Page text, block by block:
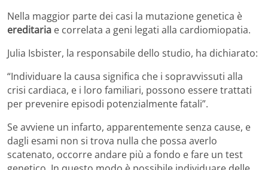
Nella maggior parte dei casi la mutazione genetica è
ereditaria e correlata a geni legati alla cardiomiopatia.
Julia Isbister, la responsabile dello studio, ha dichiarato:
“Individuare la causa significa che i sopravvissuti alla
crisi cardiaca, e i loro familiari, possono essere trattati
per prevenire episodi potenzialmente fatali”.
Se avviene un infarto, apparentemente senza cause, e
dagli esami non si trova nulla che possa averlo
scatenato, occorre andare più a fondo e fare un test